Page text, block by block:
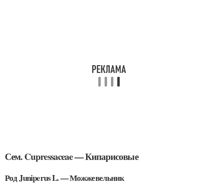
Сем. Cupressaceae — Кипарисовые
Род Juniperus L. — Можжевельник